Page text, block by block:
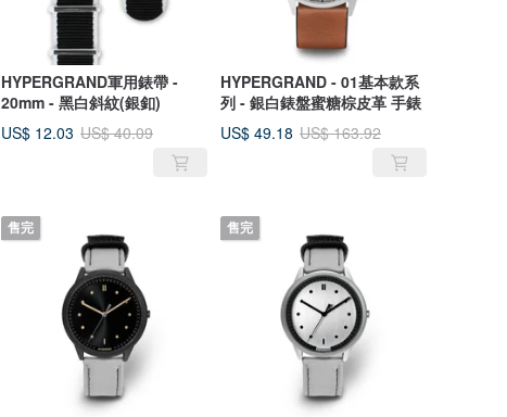
HYPERGRAND軍用錶帶 -
20mm - 黑白斜紋(銀釦)
US$ 12.03 US$ 40.09
HYPERGRAND - 01基本款系
列 - 銀白錶盤蜜糖棕皮革 手錶
US$ 49.18 US$ 163.92
售完 售完